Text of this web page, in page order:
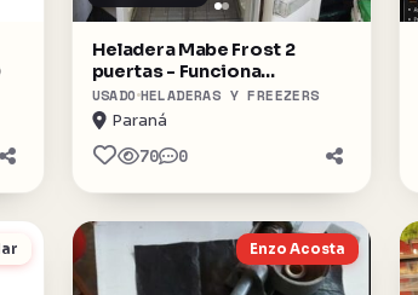
Heladera Mabe Frost 2
puertas - Funciona
perfectamente
USADO HELADERAS Y FREEZERS
Paraná
70 0
Enzo Acosta